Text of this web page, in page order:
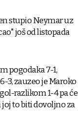
stupio Neymar uz
još od listopada
pogodaka 7-1,
3, zauzeo je Maroko
razlikom 1-4 pa će
to biti dovoljno za